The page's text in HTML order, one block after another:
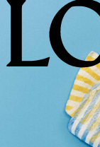
LOEWE